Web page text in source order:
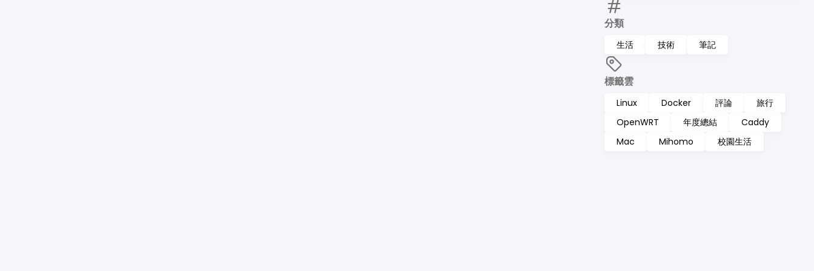
分類
生活 技術 筆記
標籤雲
Linux Docker 評論
旅行
OpenWRT
年度總結
Caddy
Mac
Mihomo 校園生活